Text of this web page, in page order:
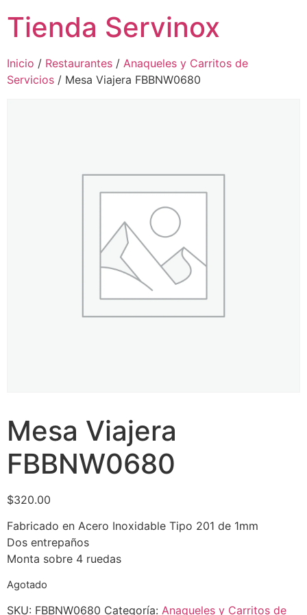
Tienda Servinox
Inicio / Restaurantes / Anaqueles y Carritos de
Servicios / Mesa Viajera FBBNW0680
Mesa Viajera
FBBNW0680
$320.00
Fabricado en Acero Inoxidable Tipo 201 de 1mm
Dos entrepaños
Monta sobre 4 ruedas
Agotado
SKU: FBBNW0680 Categoría: Anaqueles y Carritos de